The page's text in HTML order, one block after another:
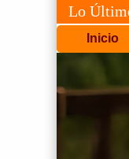
Lo
PACEÑA
Inicio